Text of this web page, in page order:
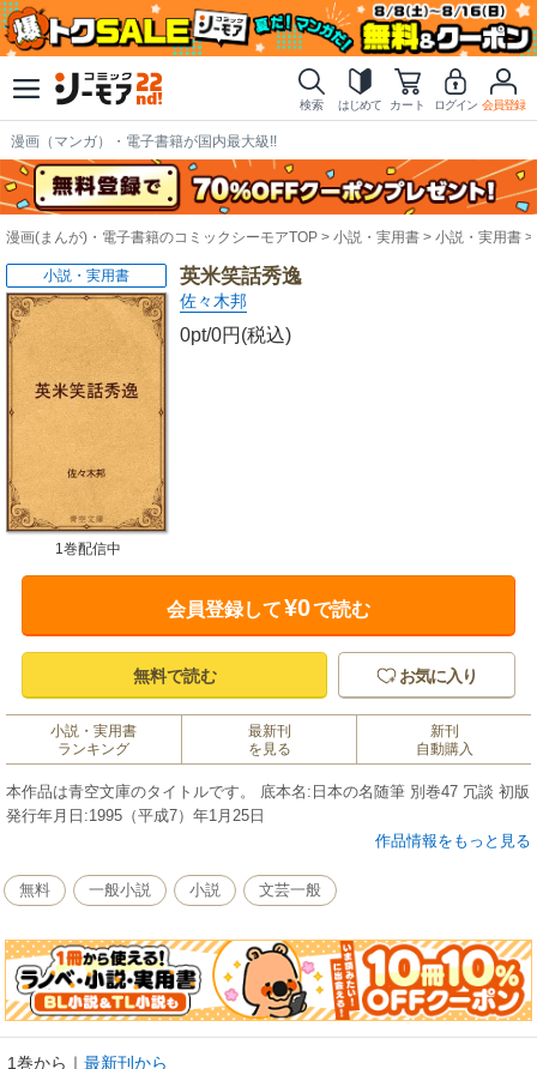
検索 はじめて カート ログイン 会員登録
漫画（マンガ）・電子書籍が国内最大級!!
漫画(まんが)・電子書籍のコミックシーモアTOP 小説・実用書 小説・実用書
英米笑話秀逸
佐々木邦
0pt/0円(税込)
小説・実用書
1巻配信中
会員登録して¥0で読む
無料で読む お気に入り
小説・実用書
ランキング
最新刊
を見る
新刊
自動購入
本作品は青空文庫のタイトルです。 底本名:日本の名随筆 別巻47 冗談 初版
発行年月日:1995（平成7）年1月25日
作品情報をもっと見る
無料 一般小説 小説 文芸一般
1巻から ｜ 最新刊から